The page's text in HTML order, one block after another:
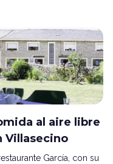
al aire libre
Villasecino
García, con su